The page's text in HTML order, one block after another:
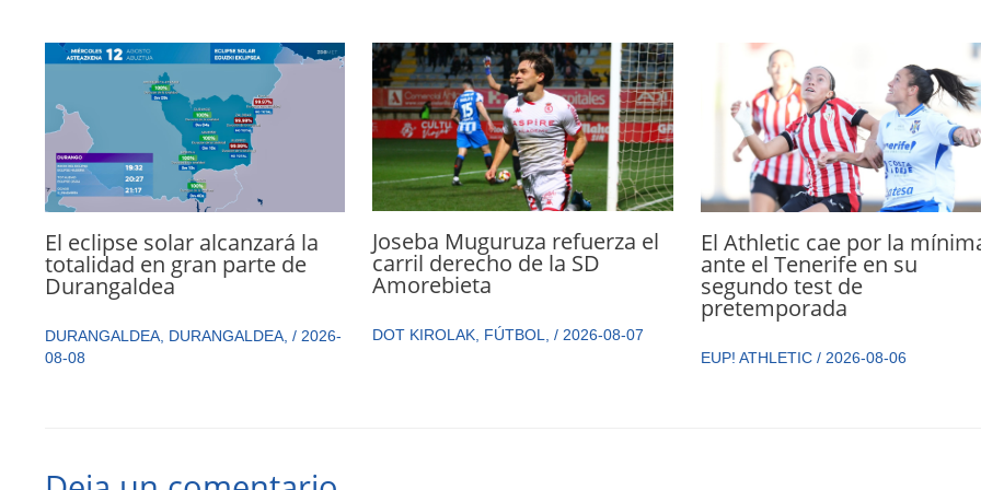
El eclipse solar alcanzará la
totalidad en gran parte de
Durangaldea
DURANGALDEA, DURANGALDEA, / 2026-
08-08
Joseba Muguruza refuerza el
carril derecho de la SD
Amorebieta
DOT KIROLAK FÚTBOL ,/ 2026-08-07
El Athletic cae por la
ante el Tenerife en su
segundo test de
pretemporada
EUP! ATHLETIC/ 2026-08-06